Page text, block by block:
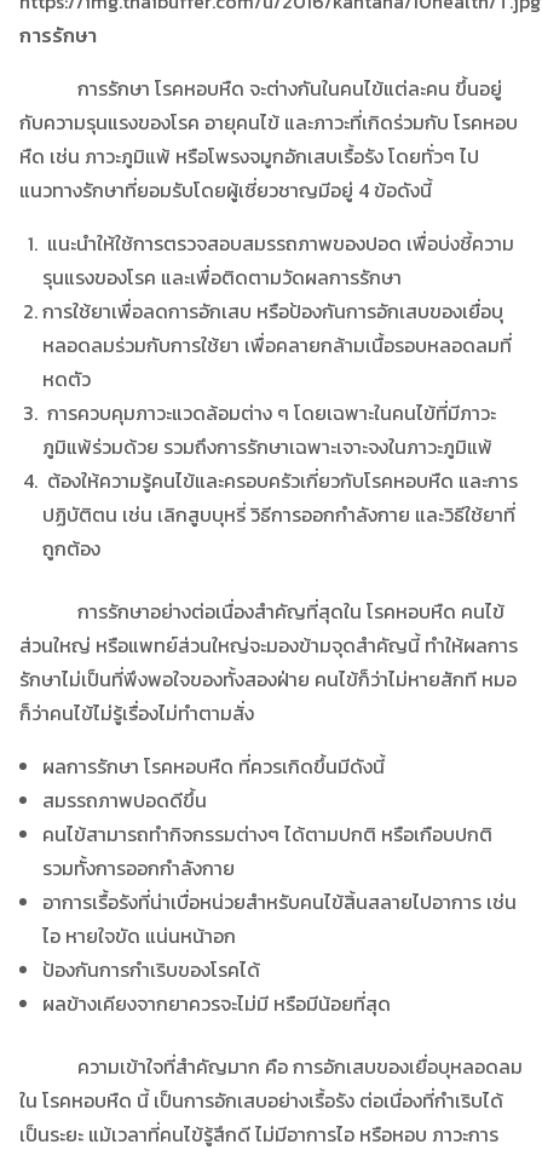
การรักษา
การรักษา โรคหอบหืด จะต่างกันในคนไข้แต่ละคน ขึ้นอยู่
กับความรุนแรงของโรค อายุคนไข้ และภาวะที่เกิดร่วมกับ โรคหอบ
หืด เช่น ภาวะภูมิแพ้ หรือโพรงจมูกอักเสบเรื้อรัง โดยทั่วๆ ไป
แนวทางรักษาที่ยอมรับโดยผู้เชี่ยวชาญมีอยู่ 4 ข้อดังนี้
แนะนำให้ใช้การตรวจสอบสมรรถภาพของปอด เพื่อบ่งชี้ความ
รุนแรงของโรค และเพื่อติดตามวัดผลการรักษา
การใช้ยาเพื่อลดการอักเสบ หรือป้องกันการอักเสบของเยื่อบุ
หลอดลมร่วมกับการใช้ยา เพื่อคลายกล้ามเนื้อรอบหลอดลมที่
หดตัว
การควบคุมภาวะแวดล้อมต่าง ๆ โดยเฉพาะในคนไข้ที่มีภาวะ
ภูมิแพ้ร่วมด้วย รวมถึงการรักษาเฉพาะเจาะจงในภาวะภูมิแพ้
ต้องให้ความรู้คนไข้และครอบครัวเกี่ยวกับโรคหอบหืด และการ
ปฏิบัติตน เช่น เลิกสูบบุหรี่ วิธีการออกกำลังกาย และวิธีใช้ยาที่
ถูกต้อง
การรักษาอย่างต่อเนื่องสำคัญที่สุดใน โรคหอบหืด คนไข้
ส่วนใหญ่ หรือแพทย์ส่วนใหญ่จะมองข้ามจุดสำคัญนี้ ทำให้ผลการ
รักษาไม่เป็นที่พึงพอใจของทั้งสองฝ่าย คนไข้ก็ว่าไม่หายสักที หมอ
ก็ว่าคนไข้ไม่รู้เรื่องไม่ทำตามสั่ง
ผลการรักษา โรคหอบหืด ที่ควรเกิดขึ้นมีดังนี้
สมรรถภาพปอดดีขึ้น
คนไข้สามารถทำกิจกรรมต่างๆ ได้ตามปกติ หรือเกือบปกติ
รวมทั้งการออกกำลังกาย
อาการเรื้อรังที่น่าเบื่อหน่วยสำหรับคนไข้สิ้นสลายไปอาการ เช่น
ไอ หายใจขัด แน่นหน้าอก
ป้องกันการกำเริบของโรคได้
ผลข้างเคียงจากยาควรจะไม่มี หรือมีน้อยที่สุด
ความเข้าใจที่สำคัญมาก คือ การอักเสบของเยื่อบุหลอดลม
ใน โรคหอบหืด นี้ เป็นการอักเสบอย่างเรื้อรัง ต่อเนื่องที่กำเริบได้
เป็นระยะ แม้เวลาที่คนไข้รู้สึกดี ไม่มีอาการไอ หรือหอบ ภาวะการ